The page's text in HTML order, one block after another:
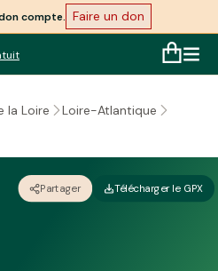
compte. Faire un don
la Loire
Loire-Atlantique
Partager Télécharger le GPX